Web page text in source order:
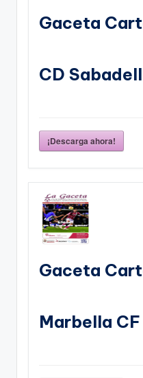
Gaceta
CD Sabadell
¡Descarga ahora!
Gaceta
Marbella CF